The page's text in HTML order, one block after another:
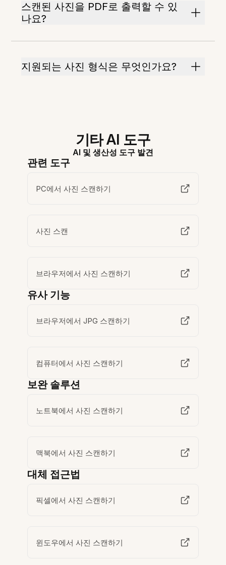
스캔된 사진을 PDF로 출력할 수 있
나요?
지원되는 사진 형식은 무엇인가요?
기타 AI 도구
AI 및 생산성 도구 발견
관련 도구
PC에서 사진 스캔하기
사진 스캔
브라우저에서 사진 스캔하기
유사 기능
브라우저에서 JPG 스캔하기
컴퓨터에서 사진 스캔하기
보완 솔루션
노트북에서 사진 스캔하기
맥북에서 사진 스캔하기
대체 접근법
픽셀에서 사진 스캔하기
윈도우에서 사진 스캔하기